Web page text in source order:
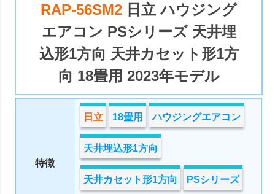
RAP-56SM2 日立 ハウジング
エアコン PSシリーズ 天井埋
込形1方向 天井カセット形1方
向 18畳用 2023年モデル
特徴
日立 18畳用 ハウジングエアコン
天井埋込形1方向
天井カセット形1方向 PSシリーズ